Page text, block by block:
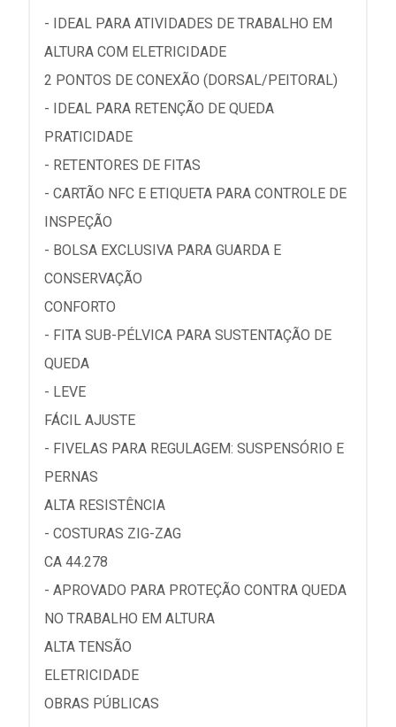
- IDEAL PARA ATIVIDADES DE TRABALHO EM
ALTURA COM ELETRICIDADE
2 PONTOS DE CONEXÃO (DORSAL/PEITORAL)
- IDEAL PARA RETENÇÃO DE QUEDA
PRATICIDADE
- RETENTORES DE FITAS
- CARTÃO NFC E ETIQUETA PARA CONTROLE DE
INSPEÇÃO
- BOLSA EXCLUSIVA PARA GUARDA E
CONSERVAÇÃO
CONFORTO
- FITA SUB-PÉLVICA PARA SUSTENTAÇÃO DE
QUEDA
- LEVE
FÁCIL AJUSTE
- FIVELAS PARA REGULAGEM: SUSPENSÓRIO E
PERNAS
ALTA RESISTÊNCIA
- COSTURAS ZIG-ZAG
CA 44.278
- APROVADO PARA PROTEÇÃO CONTRA QUEDA
NO TRABALHO EM ALTURA
ALTA TENSÃO
ELETRICIDADE
OBRAS PÚBLICAS